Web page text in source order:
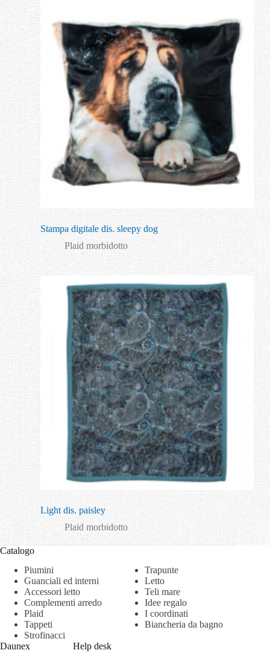
Stampa digitale dis. sleepy dog
Plaid morbidotto
Light dis. paisley
Plaid morbidotto
Catalogo
Piumini
Trapunte
Guanciali ed interni
Letto
Accessori letto
Teli mare
Complementi arredo
Idee regalo
Plaid
I coordinati
Tappeti
Biancheria da bagno
Strofinacci
Daunex
Help desk